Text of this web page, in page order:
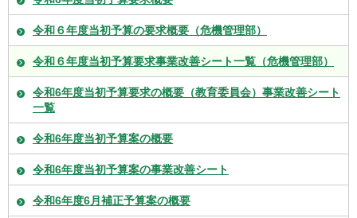
令和６年度当初予算の要求概要（危機管理部）
令和６年度当初予算要求事業改善シート一覧（危機管理部）
令和6年度当初予算要求の概要（教育委員会）事業改善シート
一覧
令和6年度当初予算案の概要
令和6年度当初予算案の事業改善シート
令和6年度6月補正予算案の概要